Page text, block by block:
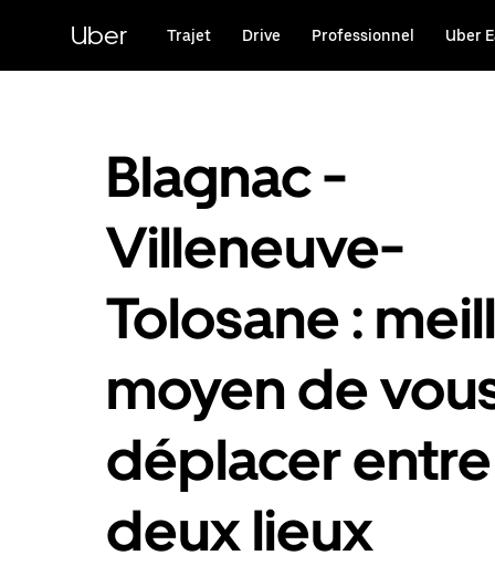
principal
Uber Trajet Drive Professionnel Uber
Blagnac -
Villeneuve-
Tolosane :
moyen de
déplacer
deux lieux